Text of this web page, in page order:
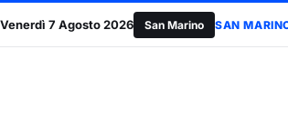
Venerdì 7 Agosto 2026 San Marino SAN
sul lavoro” San Marino Antiqua